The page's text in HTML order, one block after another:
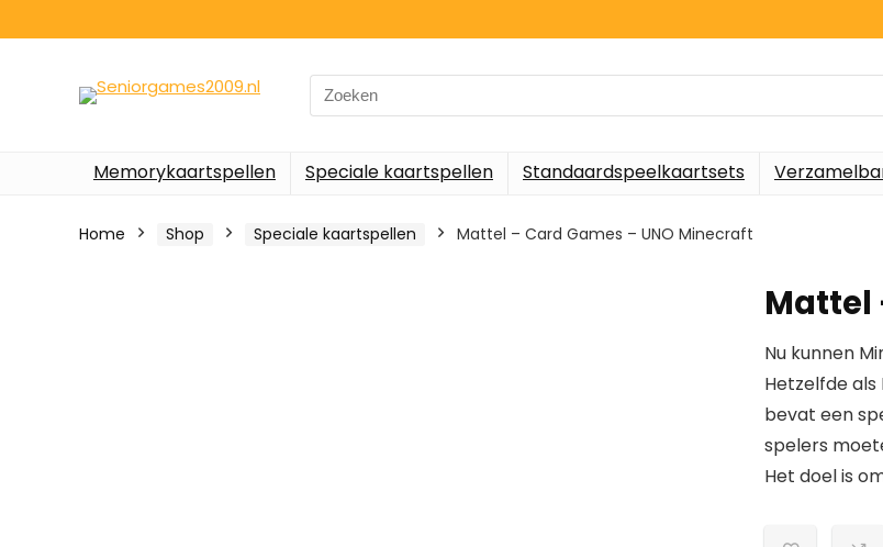
Search
for:
Memorykaartspellen Speciale kaartspellen Standaardspeelkaartsets
Home Shop Speciale kaartspellen Mattel – Card Games – UNO Minecraft
Mattel
Nu kunnen
Hetzelfde
bevat een
spelers
Het doel is